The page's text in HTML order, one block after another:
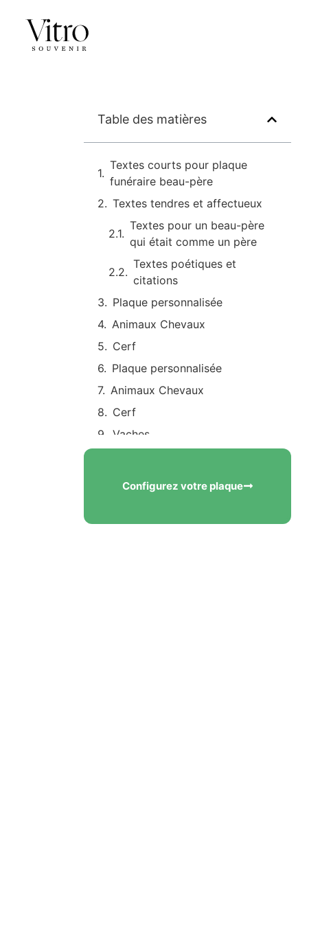
Table des matières
Textes courts pour plaque
funéraire beau-père
Textes tendres et affectueux
Textes pour un beau-père
qui était comme un père
Textes poétiques et
citations
Plaque personnalisée
Animaux Chevaux
Cerf
Plaque personnalisée
Animaux Chevaux
Cerf
Vaches
Ranunculus acris (Bouton d’or)
Configurez votre plaque